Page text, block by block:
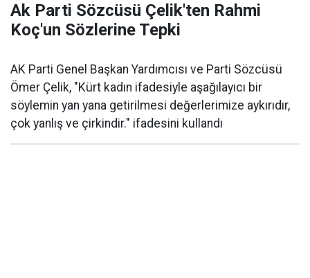
Ak Parti Sözcüsü Çelik'ten Rahmi
Koç'un Sözlerine Tepki
AK Parti Genel Başkan Yardımcısı ve Parti Sözcüsü
Ömer Çelik, "Kürt kadın ifadesiyle aşağılayıcı bir
söylemin yan yana getirilmesi değerlerimize aykırıdır,
çok yanlış ve çirkindir." ifadesini kullandı